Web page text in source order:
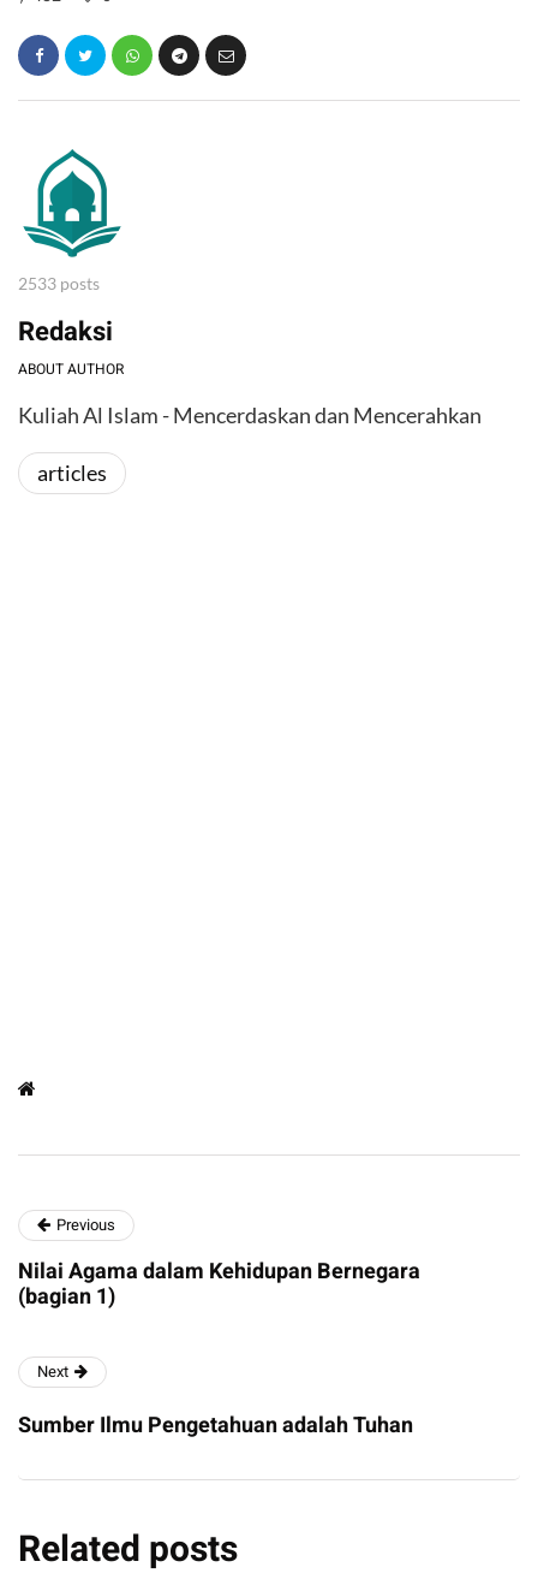
2533 posts
Redaksi
ABOUT AUTHOR
Kuliah Al Islam - Mencerdaskan dan Mencerahkan
articles
Previous
Nilai Agama dalam Kehidupan Bernegara
(bagian 1)
Next
Sumber Ilmu Pengetahuan adalah Tuhan
Related posts